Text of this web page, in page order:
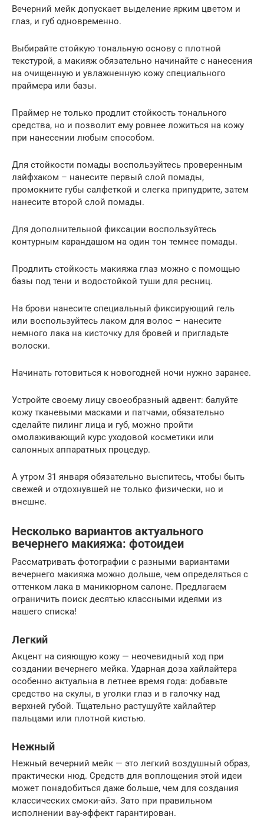
Вечерний мейк допускает выделение ярким цветом и
глаз, и губ одновременно.
Выбирайте стойкую тональную основу с плотной
текстурой, а макияж обязательно начинайте с нанесения
на очищенную и увлажненную кожу специального
праймера или базы.
Праймер не только продлит стойкость тонального
средства, но и позволит ему ровнее ложиться на кожу
при нанесении любым способом.
Для стойкости помады воспользуйтесь проверенным
лайфхаком – нанесите первый слой помады,
промокните губы салфеткой и слегка припудрите, затем
нанесите второй слой помады.
Для дополнительной фиксации воспользуйтесь
контурным карандашом на один тон темнее помады.
Продлить стойкость макияжа глаз можно с помощью
базы под тени и водостойкой туши для ресниц.
На брови нанесите специальный фиксирующий гель
или воспользуйтесь лаком для волос – нанесите
немного лака на кисточку для бровей и пригладьте
волоски.
Начинать готовиться к новогодней ночи нужно заранее.
Устройте своему лицу своеобразный адвент: балуйте
кожу тканевыми масками и патчами, обязательно
сделайте пилинг лица и губ, можно пройти
омолаживающий курс уходовой косметики или
салонных аппаратных процедур.
А утром 31 января обязательно выспитесь, чтобы быть
свежей и отдохнувшей не только физически, но и
внешне.
Несколько вариантов актуального
вечернего макияжа: фотоидеи
Рассматривать фотографии с разными вариантами
вечернего макияжа можно дольше, чем определяться с
оттенком лака в маникюрном салоне. Предлагаем
ограничить поиск десятью классными идеями из
нашего списка!
Легкий
Акцент на сияющую кожу — неочевидный ход при
создании вечернего мейка. Ударная доза хайлайтера
особенно актуальна в летнее время года: добавьте
средство на скулы, в уголки глаз и в галочку над
верхней губой. Тщательно растушуйте хайлайтер
пальцами или плотной кистью.
Нежный
Нежный вечерний мейк — это легкий воздушный образ,
практически нюд. Средств для воплощения этой идеи
может понадобиться даже больше, чем для создания
классических смоки-айз. Зато при правильном
исполнении вау-эффект гарантирован.